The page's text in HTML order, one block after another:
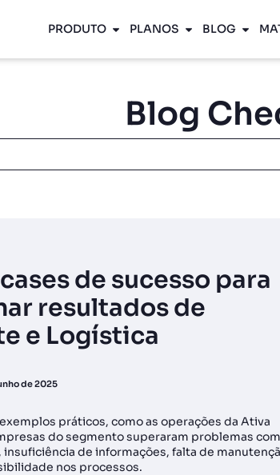
PRODUTO PLANOS BLOG
Blog
de sucesso para
resultados de
e Logística
de 2025
práticos, como as operações da Ativa
do segmento superaram problemas
de informações, falta de
nos processos.